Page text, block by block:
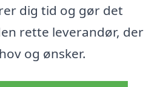
dig tid og gør det
rette leverandør, der
og ønsker.